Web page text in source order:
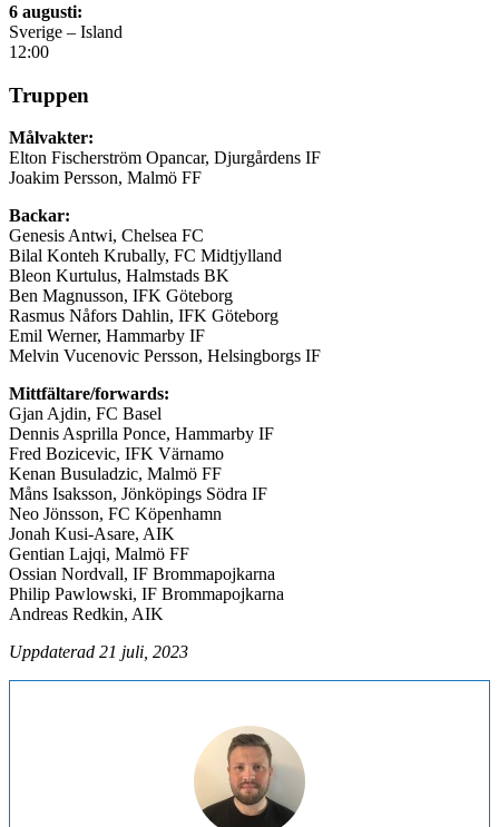
6 augusti:
Sverige – Island
12:00
Truppen
Målvakter:
Elton Fischerström Opancar, Djurgårdens IF
Joakim Persson, Malmö FF
Backar:
Genesis Antwi, Chelsea FC
Bilal Konteh Krubally, FC Midtjylland
Bleon Kurtulus, Halmstads BK
Ben Magnusson, IFK Göteborg
Rasmus Nåfors Dahlin, IFK Göteborg
Emil Werner, Hammarby IF
Melvin Vucenovic Persson, Helsingborgs IF
Mittfältare/forwards:
Gjan Ajdin, FC Basel
Dennis Asprilla Ponce, Hammarby IF
Fred Bozicevic, IFK Värnamo
Kenan Busuladzic, Malmö FF
Måns Isaksson, Jönköpings Södra IF
Neo Jönsson, FC Köpenhamn
Jonah Kusi-Asare, AIK
Gentian Lajqi, Malmö FF
Ossian Nordvall, IF Brommapojkarna
Philip Pawlowski, IF Brommapojkarna
Andreas Redkin, AIK
Uppdaterad 21 juli, 2023